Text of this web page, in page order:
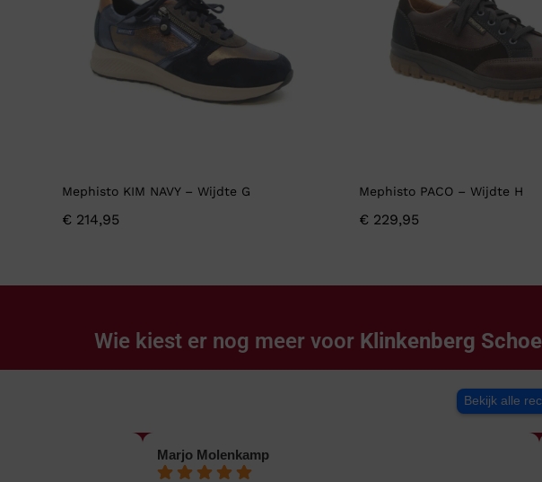
Mephisto KIM NAVY – Wijdte G
€ 214,95
Mephisto PACO – Wijdte H
€ 229,95
Wie kiest er nog meer voor Klinkenberg
Bekijk alle
Marjo Molenkamp